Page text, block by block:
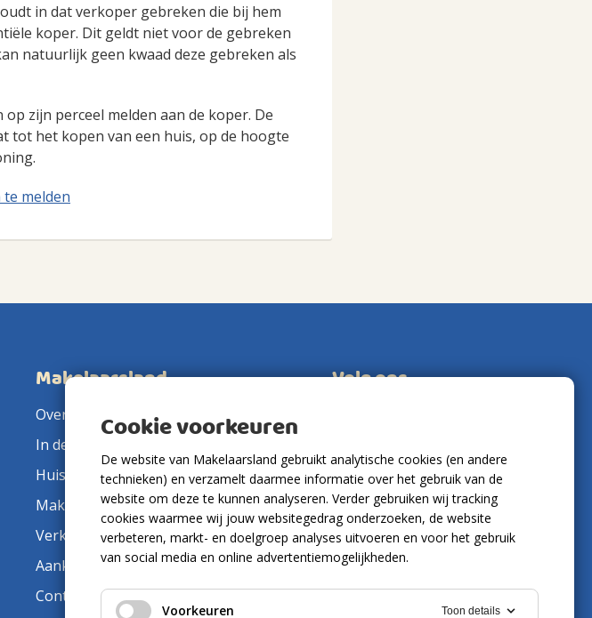
in dat verkoper gebreken die bij hem
koper. Dit geldt niet voor de gebreken
natuurlijk geen kwaad deze gebreken als
zijn perceel melden aan de koper. De
tot het kopen van een huis, op de hoogte
melden
Makelaarsland
Over ons
In de pers
Huis verkopen
Makelaar in de buurt
Verkoopmakelaar
Aankoopmakelaar
Contact
Volg ons
Cookie voorkeuren
De website van Makelaarsland gebruikt analytische cookies (en andere
technieken) en verzamelt daarmee informatie over het gebruik van de
website om deze te kunnen analyseren. Verder gebruiken wij tracking
cookies waarmee wij jouw websitegedrag onderzoeken, de website
verbeteren, markt- en doelgroep analyses uitvoeren en voor het gebruik
van social media en online advertentiemogelijkheden.
Voorkeuren Toon details